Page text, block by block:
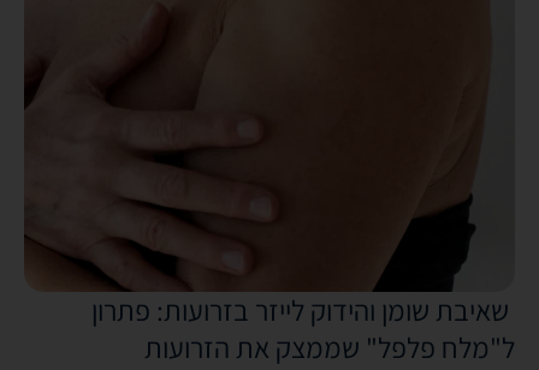
שאיבת שומן והידוק לייזר בזרועות: פתרון
ל"מלח פלפל" שממצק את הזרועות